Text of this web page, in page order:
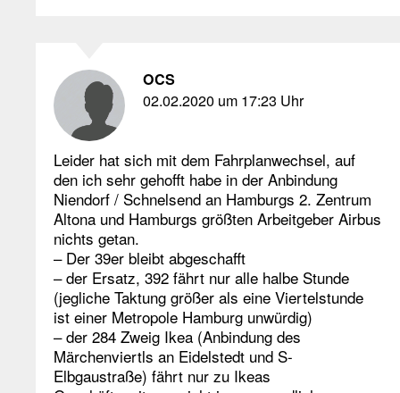
OCS
02.02.2020 um 17:23 Uhr
Leider hat sich mit dem Fahrplanwechsel, auf
den ich sehr gehofft habe in der Anbindung
Niendorf / Schnelsend an Hamburgs 2. Zentrum
Altona und Hamburgs größten Arbeitgeber Airbus
nichts getan.
– Der 39er bleibt abgeschafft
– der Ersatz, 392 fährt nur alle halbe Stunde
(jegliche Taktung größer als eine Viertelstunde
ist einer Metropole Hamburg unwürdig)
– der 284 Zweig Ikea (Anbindung des
Märchenviertls an Eidelstedt und S-
Elbgaustraße) fährt nur zu Ikeas